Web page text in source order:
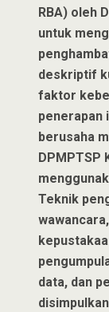
RBA) oleh
untuk
deskriptif
faktor
penerapan
berusaha
DPMPTSP
Teknik
data, dan